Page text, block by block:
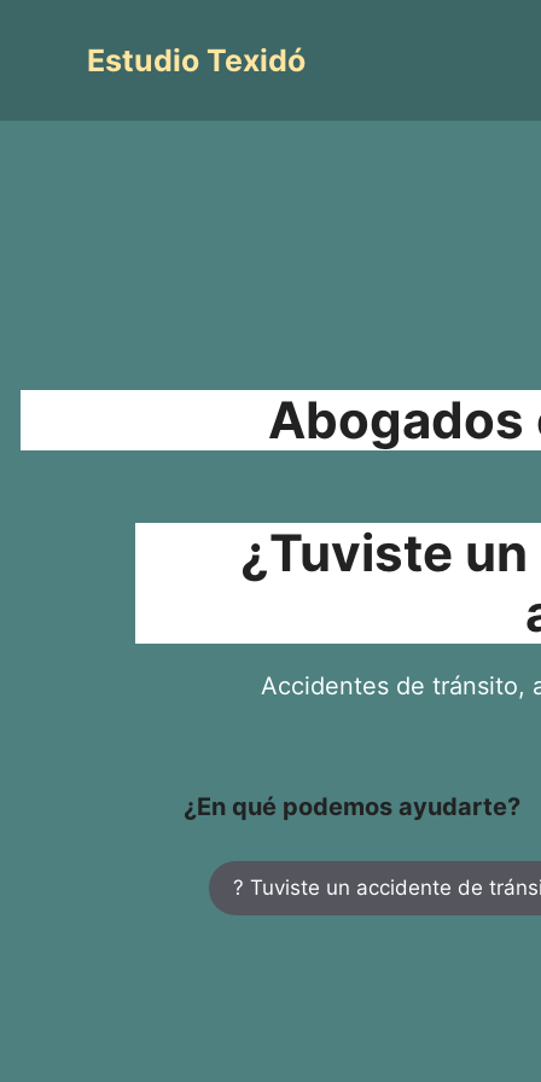
contenidoEstudio Texidó
Abogados
¿Tuviste
Accidentes de tránsito,
¿En qué podemos ayudarte?
? Tuviste un accidente de